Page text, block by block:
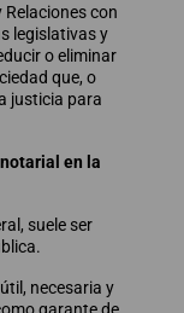
con
legislativas y
o eliminar
que, o
justicia para
en la
suele ser
necesaria y